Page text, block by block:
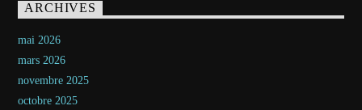
ARCHIVES
mai 2026
mars 2026
novembre 2025
octobre 2025